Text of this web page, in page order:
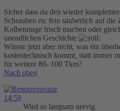
Sicher dass du den wieder
Schrauben etc fein säuberlich auf die
Kolbenringe frisch machen oder
unendlichen Geschichte
Wüsste jetzt aber nicht, was ein
kostentechnisch kommt, statt immer
für weitere 80- 100 Tkm?
Nach oben
14:59
Wird so langsam nervig